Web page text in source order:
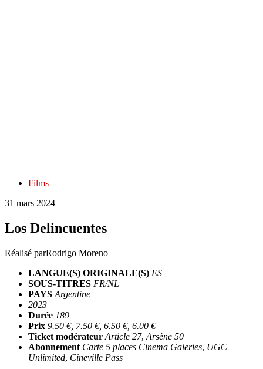
Films
31 mars 2024
Los Delincuentes
Réalisé parRodrigo Moreno
LANGUE(S) ORIGINALE(S) ES
SOUS-TITRES FR/NL
PAYS Argentine
2023
Durée 189
Prix 9.50 €, 7.50 €, 6.50 €, 6.00 €
Ticket modérateur Article 27, Arsène 50
Abonnement Carte 5 places Cinema Galeries, UGC
Unlimited, Cineville Pass